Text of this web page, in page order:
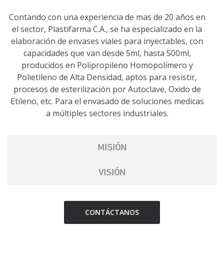
Contando con una experiencia de mas de 20 años en
el sector, Plastifarma C.A., se ha especializado en la
elaboración de envases viales para inyectables, con
capacidades que van desde 5ml, hasta 500ml,
producidos en Polipropileno Homopolímero y
Polietileno de Alta Densidad, aptos para resistir,
procesos de esterilización por Autoclave, Oxido de
Etileno, etc. Para el envasado de soluciones medicas
a múltiples sectores industriales.
MISIÓN
VISIÓN
CONTÁCTANOS